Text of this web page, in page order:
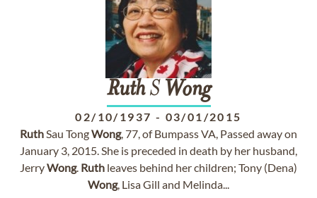
RuthS Wong
02/10/1937 - 03/01/2015
RuthSau TongWong, 77, of Bumpass VA, Passed away on
January 3, 2015. She is preceded in death by her husband,
JerryWong. Ruth leaves behind her children; Tony (Dena)
Wong, Lisa Gill and Melinda...